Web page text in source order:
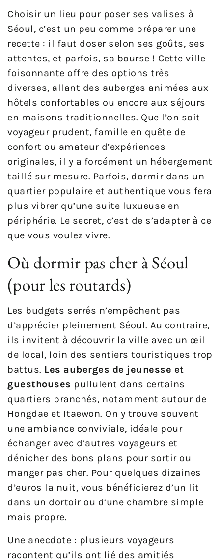
Choisir un lieu pour poser ses valises à
Séoul, c’est un peu comme préparer une
recette : il faut doser selon ses goûts, ses
attentes, et parfois, sa bourse ! Cette ville
foisonnante offre des options très
diverses, allant des auberges animées aux
hôtels confortables ou encore aux séjours
en maisons traditionnelles. Que l’on soit
voyageur prudent, famille en quête de
confort ou amateur d’expériences
originales, il y a forcément un hébergement
taillé sur mesure. Parfois, dormir dans un
quartier populaire et authentique vous fera
plus vibrer qu’une suite luxueuse en
périphérie. Le secret, c’est de s’adapter à ce
que vous voulez vivre.
Où dormir pas cher à Séoul
(pour les routards)
Les budgets serrés n’empêchent pas
d’apprécier pleinement Séoul. Au contraire,
ils invitent à découvrir la ville avec un œil
de local, loin des sentiers touristiques trop
battus. Les auberges de jeunesse et
guesthouses pullulent dans certains
quartiers branchés, notamment autour de
Hongdae et Itaewon. On y trouve souvent
une ambiance conviviale, idéale pour
échanger avec d’autres voyageurs et
dénicher des bons plans pour sortir ou
manger pas cher. Pour quelques dizaines
d’euros la nuit, vous bénéficierez d’un lit
dans un dortoir ou d’une chambre simple
mais propre.
Une anecdote : plusieurs voyageurs
racontent qu’ils ont lié des amitiés